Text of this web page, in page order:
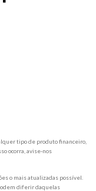
tipo de produto financeiro,
ocorra, avise-nos
o mais atualizadas possível.
diferir daquelas